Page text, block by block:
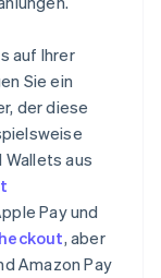
auf Ihrer
Sie ein
der diese
Wallets aus
Pay und
, aber
Amazon Pay